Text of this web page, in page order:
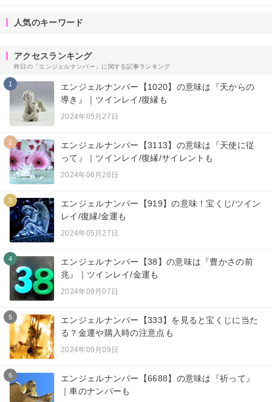
人気のキーワード
アクセスランキング
昨日の「エンジェルナンバー」に関する記事ランキング
1
エンジェルナンバー【1020】の意味は『天からの
導き』｜ツインレイ/復縁も
2024年05月27日
2
エンジェルナンバー【3113】の意味は『天使に従
って』｜ツインレイ/復縁/サイレントも
2024年06月28日
3
エンジェルナンバー【919】の意味！宝くじ/ツイン
レイ/復縁/金運も
2024年05月27日
4
エンジェルナンバー【38】の意味は『豊かさの前
兆』｜ツインレイ/金運も
2024年09月07日
5
エンジェルナンバー【333】を見ると宝くじに当た
る？金運や購入時の注意点も
2024年09月09日
6
エンジェルナンバー【6688】の意味は『祈って』
｜車のナンバーも